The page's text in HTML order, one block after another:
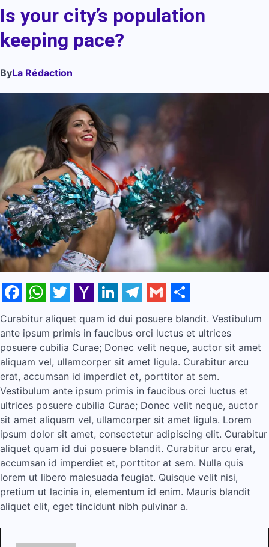
Is your city’s population
keeping pace?
ByLa Rédaction
Facebook
WhatsApp
Twitter
Yahoo
Mail
LinkedIn
Telegram
Gmail
Share
Curabitur aliquet quam id dui posuere blandit. Vestibulum
ante ipsum primis in faucibus orci luctus et ultrices
posuere cubilia Curae; Donec velit neque, auctor sit amet
aliquam vel, ullamcorper sit amet ligula. Curabitur arcu
erat, accumsan id imperdiet et, porttitor at sem.
Vestibulum ante ipsum primis in faucibus orci luctus et
ultrices posuere cubilia Curae; Donec velit neque, auctor
sit amet aliquam vel, ullamcorper sit amet ligula. Lorem
ipsum dolor sit amet, consectetur adipiscing elit. Curabitur
aliquet quam id dui posuere blandit. Curabitur arcu erat,
accumsan id imperdiet et, porttitor at sem. Nulla quis
lorem ut libero malesuada feugiat. Quisque velit nisi,
pretium ut lacinia in, elementum id enim. Mauris blandit
aliquet elit, eget tincidunt nibh pulvinar a.